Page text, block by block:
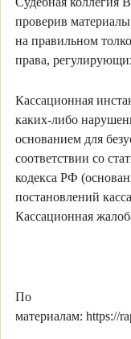
проверив
на правильном
права,
Кассационная
каких-либо
основанием для
соответствии со
кодекса РФ
постановлений
Кассационная
По
материалам: https://